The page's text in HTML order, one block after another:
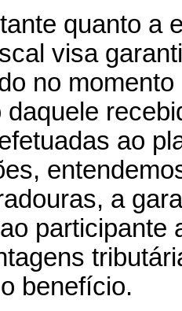
quanto a
visa
no
ao
a
participante
benefício.